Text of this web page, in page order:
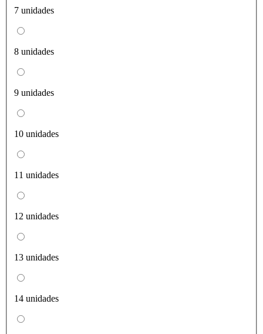
7 unidades
8 unidades
9 unidades
10 unidades
11 unidades
12 unidades
13 unidades
14 unidades